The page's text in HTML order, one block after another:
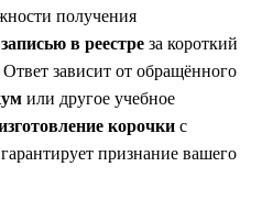
получения
записью в реестреза короткий
зависит от обращённого
или другое учебное
корочкис
признание вашего